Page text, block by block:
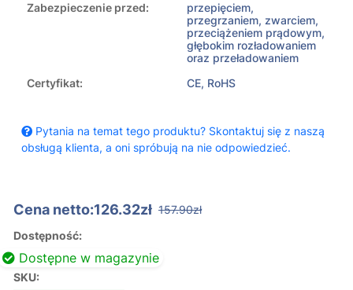
Zabezpieczenie przed:
przepięciem,
przegrzaniem, zwarciem,
przeciążeniem prądowym,
głębokim rozładowaniem
oraz przeładowaniem
Certyfikat:
CE, RoHS
Pytania na temat tego produktu? Skontaktuj się z naszą
obsługą klienta, a oni spróbują na nie odpowiedzieć.
Cena netto:126.32zł 157.90zł
Dostępność:
Dostępne w magazynie
SKU: